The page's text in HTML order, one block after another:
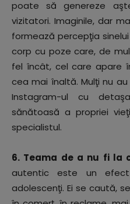
poate să genereze
vizitatori. Imaginile, dar
formează percepţia
corp cu poze care, de
fel încât, cel care apare
cea mai înaltă. Mulţi nu
Instagram-ul cu
sănătoasă a propriei
specialistul.
6. Teama de a nu fi la
autentic este un
adolescenţi. Ei se caută,